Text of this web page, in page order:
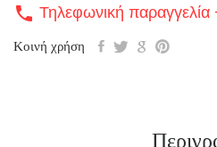
call Τηλεφωνική
Κοινή χρήση